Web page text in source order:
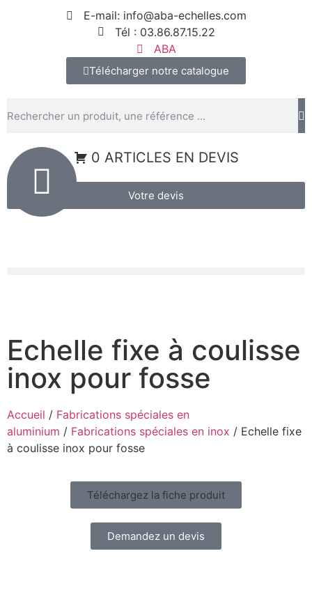
Panneau de gestion des cookiesE-mail: info@aba-echelles.com
Tél : 03.86.87.15.22
ABA
Télécharger notre catalogue
0 ARTICLES EN DEVIS
Votre devis
Echelle fixe à coulisse
inox pour fosse
Accueil / Fabrications spéciales en
aluminium / Fabrications spéciales en inox / Echelle fixe
à coulisse inox pour fosse
Téléchargez la fiche produit
Demandez un devis